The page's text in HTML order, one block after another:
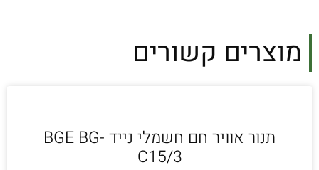
מוצרים קשורים
תנור אוויר חם חשמלי נייד BGE BG-
C15/3